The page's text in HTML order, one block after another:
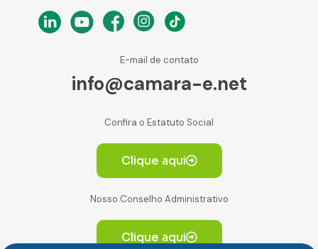
E-mail de contato
info@camara-e.net
Confira o Estatuto Social
Clique aqui
Nosso Conselho Administrativo
Clique aqui